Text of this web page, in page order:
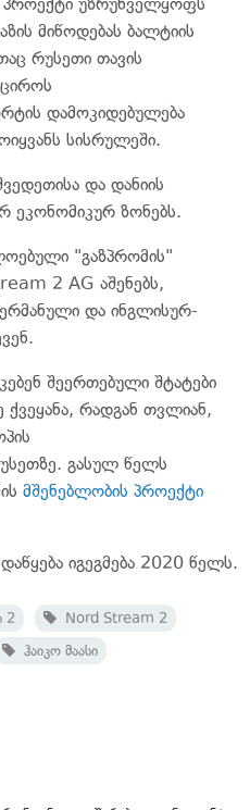
უზრუნველყოფს
მიწოდებას ბალტიის
რუსეთი თავის
დამოკიდებულება
სისრულეში.
და დანიის
ეკონომიკურ ზონებს.
"გაზპრომის"
2 AG აშენებს,
და ინგლისურ-
შეერთებული შტატები
ქვეყანა, რადგან თვლიან,
გასულ წელს
მშენებლობის პროექტი
იგეგმება 2020 წელს.
2
Nord Stream 2
ჰაიკო მაასი